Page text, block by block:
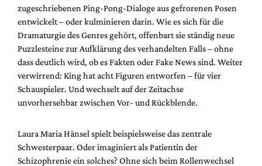
zugeschriebenen Ping-Pong-Dialoge aus gefrorenen Posen
entwickelt – oder kulminieren darin. Wie es sich für die
Dramaturgie des Genres gehört, offenbart sie ständig neue
Puzzlesteine zur Aufklärung des verhandelten Falls – ohne
dass deutlich wird, ob es Fakten oder Fake News sind. Weiter
verwirrend: King hat acht Figuren entworfen – für vier
Schauspieler. Und wechselt auf der Zeitachse
unvorhersehbar zwischen Vor- und Rückblende.
Laura Maria Hänsel spielt beispielsweise das zentrale
Schwesterpaar. Oder imaginiert als Patientin der
Schizophrenie ein solches? Ohne sich beim Rollenwechsel